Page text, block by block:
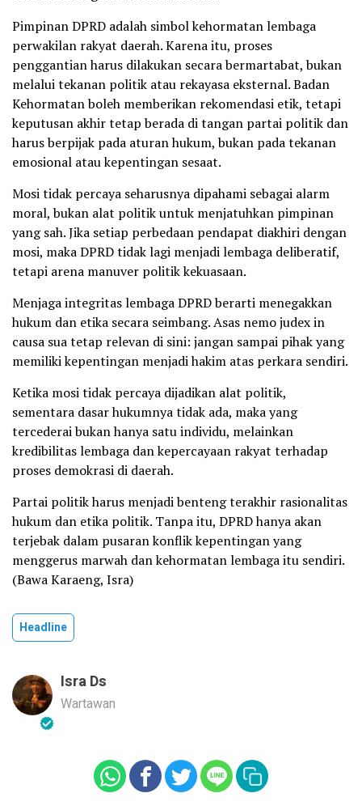
Pimpinan DPRD adalah simbol kehormatan lembaga
perwakilan rakyat daerah. Karena itu, proses
penggantian harus dilakukan secara bermartabat, bukan
melalui tekanan politik atau rekayasa eksternal. Badan
Kehormatan boleh memberikan rekomendasi etik, tetapi
keputusan akhir tetap berada di tangan partai politik dan
harus berpijak pada aturan hukum, bukan pada tekanan
emosional atau kepentingan sesaat.
Mosi tidak percaya seharusnya dipahami sebagai alarm
moral, bukan alat politik untuk menjatuhkan pimpinan
yang sah. Jika setiap perbedaan pendapat diakhiri dengan
mosi, maka DPRD tidak lagi menjadi lembaga deliberatif,
tetapi arena manuver politik kekuasaan.
Menjaga integritas lembaga DPRD berarti menegakkan
hukum dan etika secara seimbang. Asas nemo judex in
causa sua tetap relevan di sini: jangan sampai pihak yang
memiliki kepentingan menjadi hakim atas perkara sendiri.
Ketika mosi tidak percaya dijadikan alat politik,
sementara dasar hukumnya tidak ada, maka yang
tercederai bukan hanya satu individu, melainkan
kredibilitas lembaga dan kepercayaan rakyat terhadap
proses demokrasi di daerah.
Partai politik harus menjadi benteng terakhir rasionalitas
hukum dan etika politik. Tanpa itu, DPRD hanya akan
terjebak dalam pusaran konflik kepentingan yang
menggerus marwah dan kehormatan lembaga itu sendiri.
(Bawa Karaeng, Isra)
Headline
Isra Ds
Wartawan